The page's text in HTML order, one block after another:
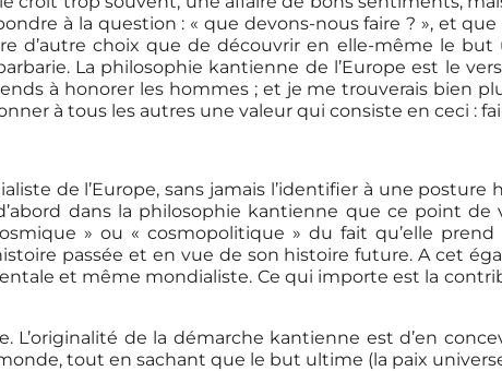
à la question : « que devons-nous faire ? », et
d’autre choix que de découvrir en elle-même le
La philosophie kantienne de l’Europe est le
à honorer les hommes ; et je me trouverais bien
à tous les autres une valeur qui consiste en ceci :
de l’Europe, sans jamais l’identifier à une posture
dans la philosophie kantienne que ce point
» ou « cosmopolitique » du fait qu’elle
passée et en vue de son histoire future. A cet
et même mondialiste. Ce qui importe est la
L’originalité de la démarche kantienne est d’en
tout en sachant que le but ultime (la paix